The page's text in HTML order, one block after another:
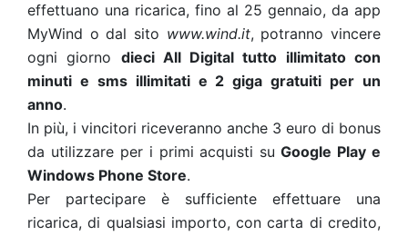
effettuano una ricarica, fino al 25 gennaio, da app
MyWind o dal sito www.wind.it, potranno vincere
ogni giorno dieci All Digital tutto illimitato con
minuti e sms illimitati e 2 giga gratuiti per un
anno.
In più, i vincitori riceveranno anche 3 euro di bonus
da utilizzare per i primi acquisti su Google Play e
Windows Phone Store.
Per partecipare è sufficiente effettuare una
ricarica, di qualsiasi importo, con carta di credito,